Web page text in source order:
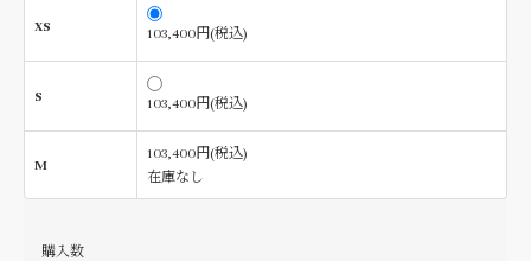
XS 103,400円(税込)
S 103,400円(税込)
M
103,400円(税込)
在庫なし
購入数